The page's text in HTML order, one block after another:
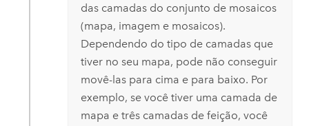
das camadas do conjunto de mosaicos
(mapa, imagem e mosaicos).
Dependendo do tipo de camadas que
tiver no seu mapa, pode não conseguir
movê-las para cima e para baixo. Por
exemplo, se você tiver uma camada de
mapa e três camadas de feição, você